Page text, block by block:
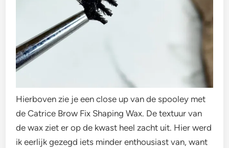
Hierboven zie je een close up van de spooley met
de Catrice Brow Fix Shaping Wax. De textuur van
de wax ziet er op de kwast heel zacht uit. Hier werd
ik eerlijk gezegd iets minder enthousiast van, want